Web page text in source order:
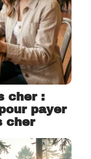
cher :
payer
cher